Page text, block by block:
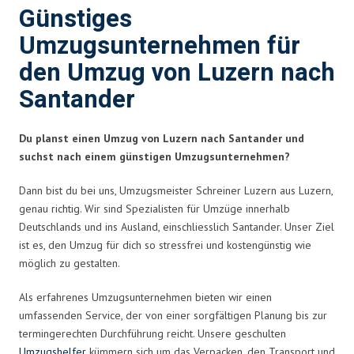
Günstiges
Umzugsunternehmen für
den Umzug von Luzern nach
Santander
Du planst einen Umzug von Luzern nach Santander und
suchst nach einem günstigen Umzugsunternehmen?
Dann bist du bei uns, Umzugsmeister Schreiner Luzern aus Luzern,
genau richtig. Wir sind Spezialisten für Umzüge innerhalb
Deutschlands und ins Ausland, einschliesslich Santander. Unser Ziel
ist es, den Umzug für dich so stressfrei und kostengünstig wie
möglich zu gestalten.
Als erfahrenes Umzugsunternehmen bieten wir einen
umfassenden Service, der von einer sorgfältigen Planung bis zur
termingerechten Durchführung reicht. Unsere geschulten